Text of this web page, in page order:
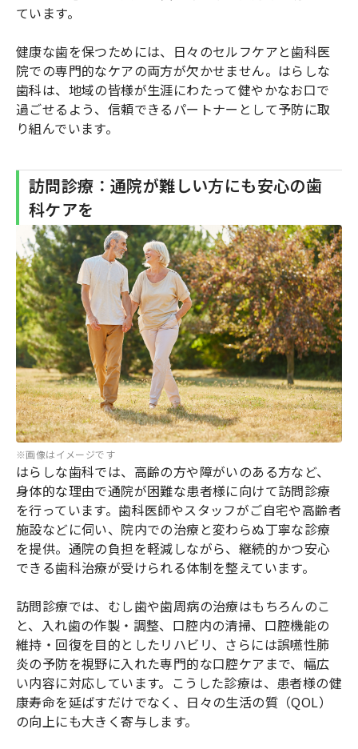
ています。
健康な歯を保つためには、日々のセルフケアと歯科医
院での専門的なケアの両方が欠かせません。はらしな
歯科は、地域の皆様が生涯にわたって健やかなお口で
過ごせるよう、信頼できるパートナーとして予防に取
り組んでいます。
訪問診療：通院が難しい方にも安心の歯
科ケアを
※画像はイメージです
はらしな歯科では、高齢の方や障がいのある方など、
身体的な理由で通院が困難な患者様に向けて訪問診療
を行っています。歯科医師やスタッフがご自宅や高齢者
施設などに伺い、院内での治療と変わらぬ丁寧な診療
を提供。通院の負担を軽減しながら、継続的かつ安心
できる歯科治療が受けられる体制を整えています。
訪問診療では、むし歯や歯周病の治療はもちろんのこ
と、入れ歯の作製・調整、口腔内の清掃、口腔機能の
維持・回復を目的としたリハビリ、さらには誤嚥性肺
炎の予防を視野に入れた専門的な口腔ケアまで、幅広
い内容に対応しています。こうした診療は、患者様の健
康寿命を延ばすだけでなく、日々の生活の質（QOL）
の向上にも大きく寄与します。